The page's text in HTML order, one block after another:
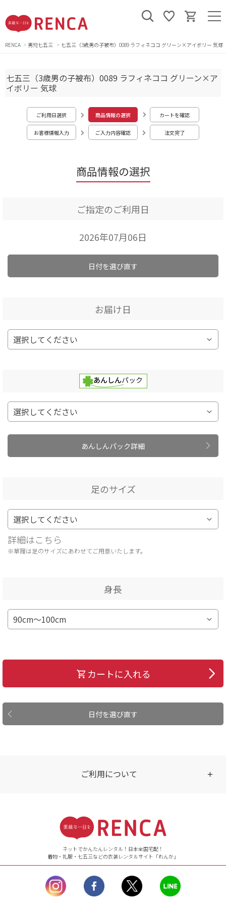
RENCA 男児七五三 七五三（3歳男の子被布）0089 ラフィネココ グリーン×アイボリー 気球
商品情報の選択
七五三（3歳男の子被布）0089 ラフィネココ グリーン×ア
イボリー 気球
ご利用日選択 商品情報の選択 カートを確認
お客様情報入力 ご入力内容確認 注文完了
ご指定のご利用日
2026年07月06日
日付を選び直す
お届け日
あんしんパック詳細
足のサイズ
詳細はこちら
※草履は足のサイズにあわせてご用意いたします。
身長
日付を選び直す
カートに入れる
ご利用について
【ご注文（インターネット）】
24時間年中無休
【お問い合わせ窓口（メー
ル）】10:00~17:00
土曜日、日曜日、臨
時休業日を除く。
営業時間外にいただ
ネットでかんたんレンタル！日本全国宅配！
着物・礼服・七五三などの衣装レンタルサイト「れんか」